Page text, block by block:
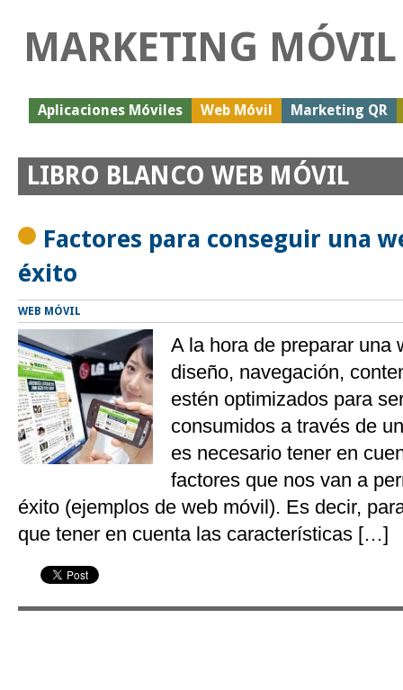
MARKETING MÓVIL
Aplicaciones Móviles Web Móvil Marketing QR
LIBRO BLANCO WEB MÓVIL
Factores para conseguir una
éxito
WEB MÓVIL
A la hora de preparar una
diseño, navegación,
estén optimizados para
consumidos a través de
es necesario tener en
factores que nos van a
éxito (ejemplos de web móvil). Es decir,
que tener en cuenta las características […]